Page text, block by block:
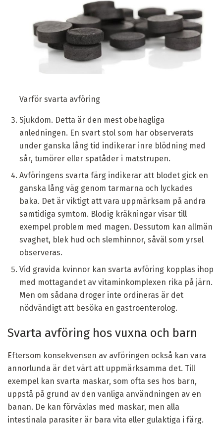
Varför svarta avföring
Sjukdom. Detta är den mest obehagliga
anledningen. En svart stol som har observerats
under ganska lång tid indikerar inre blödning med
sår, tumörer eller spatåder i matstrupen.
Avföringens svarta färg indikerar att blodet gick en
ganska lång väg genom tarmarna och lyckades
baka. Det är viktigt att vara uppmärksam på andra
samtidiga symtom. Blodig kräkningar visar till
exempel problem med magen. Dessutom kan allmän
svaghet, blek hud och slemhinnor, såväl som yrsel
observeras.
Vid gravida kvinnor kan svarta avföring kopplas ihop
med mottagandet av vitaminkomplexen rika på järn.
Men om sådana droger inte ordineras är det
nödvändigt att besöka en gastroenterolog.
Svarta avföring hos vuxna och barn
Eftersom konsekvensen av avföringen också kan vara
annorlunda är det värt att uppmärksamma det. Till
exempel kan svarta maskar, som ofta ses hos barn,
uppstå på grund av den vanliga användningen av en
banan. De kan förväxlas med maskar, men alla
intestinala parasiter är bara vita eller gulaktiga i färg.